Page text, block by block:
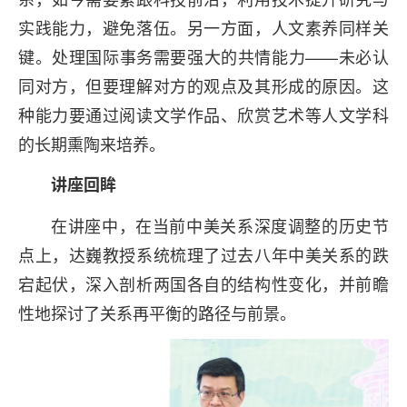
实践能力，避免落伍。另一方面，人文素养同样关
键。处理国际事务需要强大的共情能力——未必认
同对方，但要理解对方的观点及其形成的原因。这
种能力要通过阅读文学作品、欣赏艺术等人文学科
的长期熏陶来培养。
讲座回眸
在讲座中，在当前中美关系深度调整的历史节
点上，达巍教授系统梳理了过去八年中美关系的跌
宕起伏，深入剖析两国各自的结构性变化，并前瞻
性地探讨了关系再平衡的路径与前景。